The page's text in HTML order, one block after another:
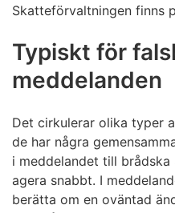
Skatteförvaltningen finns
Typiskt för
meddelanden
Det cirkulerar olika typer
de har några
i meddelandet till
agera snabbt. I
berätta om en oväntad